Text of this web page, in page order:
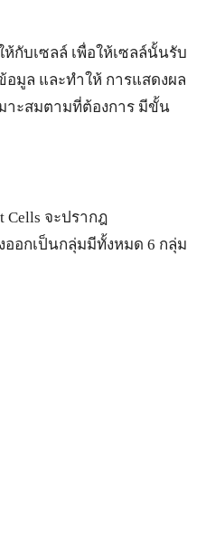
กับเซลล์ เพื่อให้เซลล์นั้นรับ
มูล และทำให้ การแสดงผล
าะสมตามที่ต้องการ มีขั้น
Cells จะปรากฎ
ออกเป็นกลุ่มมีทั้งหมด 6 กลุ่ม